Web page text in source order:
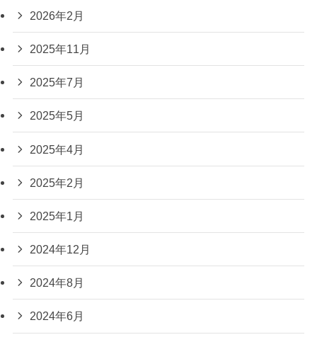
2026年2月
2025年11月
2025年7月
2025年5月
2025年4月
2025年2月
2025年1月
2024年12月
2024年8月
2024年6月